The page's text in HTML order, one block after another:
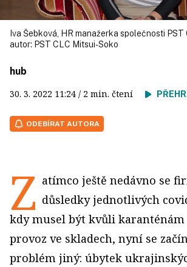
Iva Šebková, HR manažerka společnosti PST
autor: PST CLC Mitsui-Soko
hub
30. 3. 2022 11:24 / 2 min. čtení
ODEBÍRAT AUTORA
Z atímco ještě nedávno se
důsledky jednotlivých
kdy musel být kvůli karanténám
provoz ve skladech, nyní se
problém jiný: úbytek